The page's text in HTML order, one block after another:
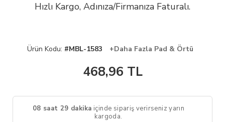
Hızlı Kargo, Adınıza/Firmanıza Faturalı.
Ürün Kodu: #MBL-1583 +Daha Fazla Pad & Örtü
468,96 TL
08 saat 29 dakika içinde sipariş verirseniz yarın
kargoda.